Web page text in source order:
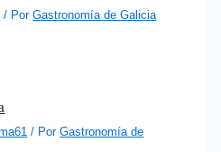
/ PorGastronomía de Galicia
/ PorGastronomía de